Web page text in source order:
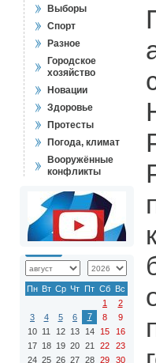
Выборы
Спорт
Разное
Городское
хозяйство
Новации
Здоровье
Протесты
Погода, климат
Вооружённые
конфликты
Пн Вт Ср Чт Пт Сб Вс
1
2
3
4 5 6 7 8
9
10 11 12 13 14 15
16
17 18 19 20 21 22
23
24 25 26 27 28 29
30